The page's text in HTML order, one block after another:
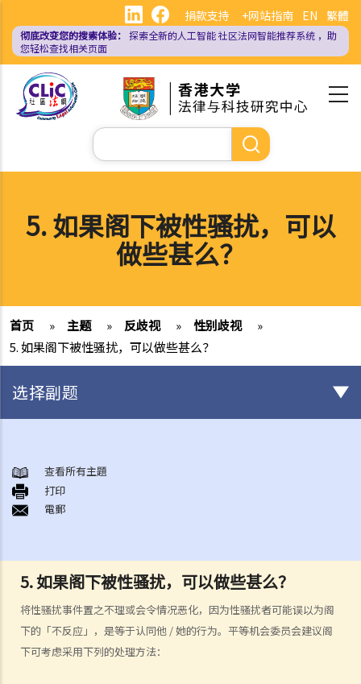
主
EN 繁體
捐款支持 +网站指南
彻底改变您的搜索体验： 探索全新的人工智能社区法网智能推荐系统 ，助
您轻松查找相关页面
搜
索
5. 如果阁下被性骚扰，可以
做些甚么？
首页 » 主题 » 反歧视 » 性别歧视
»
5. 如果阁下被性骚扰，可以做些甚么？
5. 如果阁下被性骚扰，可以做些甚么？
将性骚扰事件置之不理或会令情况恶化，因为性骚扰者可能误以为阁
下的「不反应」，是等于认同他 / 她的行为。平等机会委员会建议阁
下可考虑采用下列的处理方法：
选择副题
1. 哪些香港法例是主要的反歧视法例?
2. 平等机会委员会（简称平机会）之职能是甚么?
性别歧视
可以引用「真正的职业资格」作为性别歧视之豁免理由？
2. 就问题1 所述，如雇主被投诉或控告，他们是否需要证明「真正的职
业资格」确实存在，才可以免除性别歧视之法律责任？如在有关工作中
只有部分职务是以性别为「真正的职业资格」，情况会否不同？
3. 年龄如何会与性别歧视有关连？如在求职或购买货品（或服务）时将
查看所有主題
打印
電郵